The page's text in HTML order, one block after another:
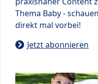
Thema Baby -
direkt mal vorbei!
Jetzt abonnieren